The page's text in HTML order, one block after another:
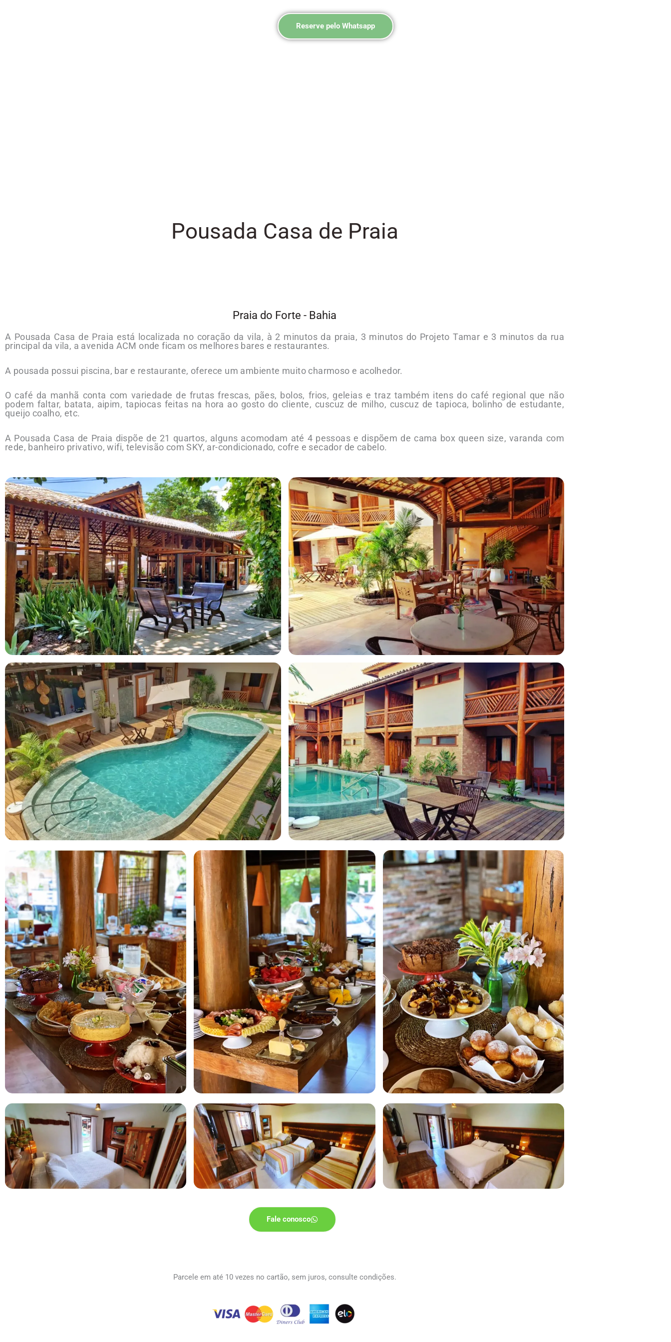
Reserve pelo Whatsapp
Pousada Casa de Praia
Praia do Forte - Bahia
A Pousada Casa de Praia está localizada no coração da vila, à 2 minutos da praia, 3 minutos do Projeto Tamar e 3 minutos da rua
principal da vila, a avenida ACM onde ficam os melhores bares e restaurantes.
A pousada possui piscina, bar e restaurante, oferece um ambiente muito charmoso e acolhedor.
O café da manhã conta com variedade de frutas frescas, pães, bolos, frios, geleias e traz também itens do café regional que não
podem faltar, batata, aipim, tapiocas feitas na hora ao gosto do cliente, cuscuz de milho, cuscuz de tapioca, bolinho de estudante,
queijo coalho, etc.
A Pousada Casa de Praia dispõe de 21 quartos, alguns acomodam até 4 pessoas e dispõem de cama box queen size, varanda com
rede, banheiro privativo, wifi, televisão com SKY, ar-condicionado, cofre e secador de cabelo.
Fale conosco
Parcele em até 10 vezes no cartão, sem juros, consulte condições.